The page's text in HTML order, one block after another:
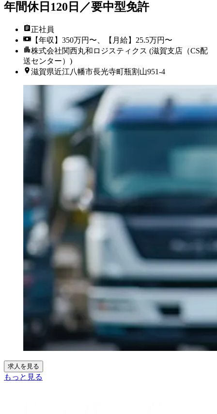
年間休日120日／要中型免許
正社員
【年収】350万円〜、【月給】25.5万円〜
株式会社関西丸和ロジスティクス (滋賀支店（CS配
送センター）)
滋賀県近江八幡市長光寺町瓶割山951-4
求人を見る
もっと見る